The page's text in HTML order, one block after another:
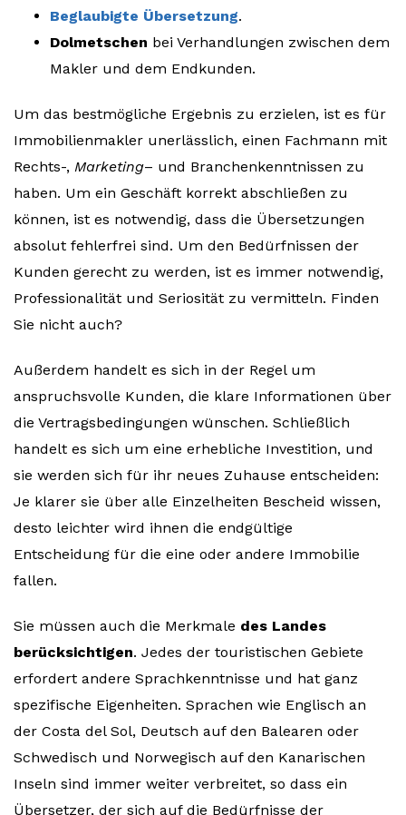
Beglaubigte Übersetzung.
Dolmetschen bei Verhandlungen zwischen dem
Makler und dem Endkunden.
Um das bestmögliche Ergebnis zu erzielen, ist es für
Immobilienmakler unerlässlich, einen Fachmann mit
Rechts-, Marketing– und Branchenkenntnissen zu
haben. Um ein Geschäft korrekt abschließen zu
können, ist es notwendig, dass die Übersetzungen
absolut fehlerfrei sind. Um den Bedürfnissen der
Kunden gerecht zu werden, ist es immer notwendig,
Professionalität und Seriosität zu vermitteln. Finden
Sie nicht auch?
Außerdem handelt es sich in der Regel um
anspruchsvolle Kunden, die klare Informationen über
die Vertragsbedingungen wünschen. Schließlich
handelt es sich um eine erhebliche Investition, und
sie werden sich für ihr neues Zuhause entscheiden:
Je klarer sie über alle Einzelheiten Bescheid wissen,
desto leichter wird ihnen die endgültige
Entscheidung für die eine oder andere Immobilie
fallen.
Sie müssen auch die Merkmale des Landes
berücksichtigen. Jedes der touristischen Gebiete
erfordert andere Sprachkenntnisse und hat ganz
spezifische Eigenheiten. Sprachen wie Englisch an
der Costa del Sol, Deutsch auf den Balearen oder
Schwedisch und Norwegisch auf den Kanarischen
Inseln sind immer weiter verbreitet, so dass ein
Übersetzer, der sich auf die Bedürfnisse der